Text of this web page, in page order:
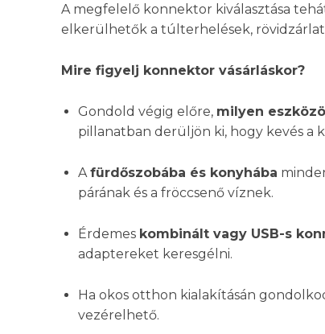
A megfelelő konnektor kiválasztása
elkerülhetők a túlterhelések,
Mire figyelj konnektor vásárláskor?
Gondold végig előre, milyen
pillanatban derüljön ki, hogy kevés a
A fürdőszobába és konyhába
párának és a fröccsenő víznek.
Érdemes kombinált vagy USB-s
adaptereket keresgélni.
Ha okos otthon kialakításán
vezérelhető.